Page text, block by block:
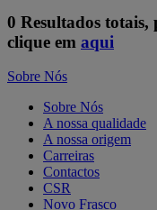
0 Resultados totais,
clique em aqui
Sobre Nós
Sobre Nós
A nossa qualidade
A nossa origem
Carreiras
Contactos
CSR
Novo Frasco